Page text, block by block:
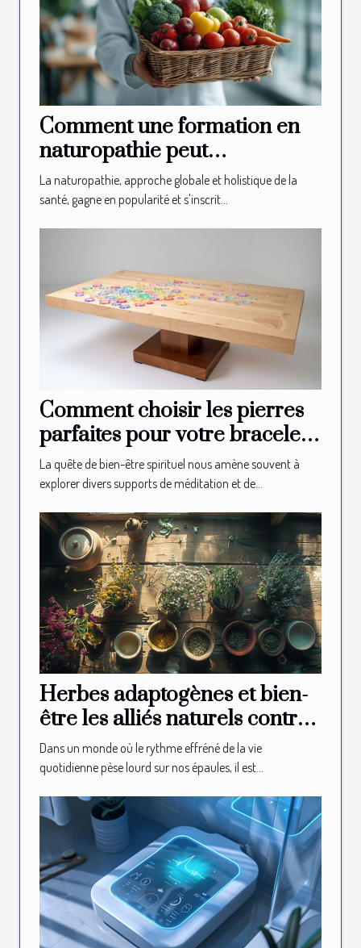
Comment une formation en
naturopathie peut
transformer votre carrière
La naturopathie, approche globale et holistique de la
santé, gagne en popularité et s'inscrit...
Comment choisir les pierres
parfaites pour votre bracelet
spirituel
La quête de bien-être spirituel nous amène souvent à
explorer divers supports de méditation et de...
Herbes adaptogènes et bien-
être les alliés naturels contre
le stress et la fatigue
Dans un monde où le rythme effréné de la vie
quotidienne pèse lourd sur nos épaules, il est...